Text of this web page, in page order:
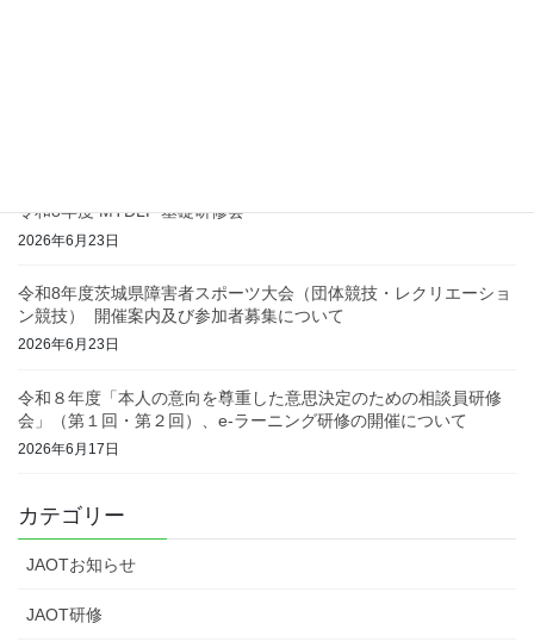
令和8年度 MTDLP 基礎研修会
2026年6月23日
令和8年度茨城県障害者スポーツ大会（団体競技・レクリエーショ
ン競技） 開催案内及び参加者募集について
2026年6月23日
令和８年度「本人の意向を尊重した意思決定のための相談員研修
会」（第１回・第２回）、e-ラーニング研修の開催について
2026年6月17日
カテゴリー
JAOTお知らせ
JAOT研修